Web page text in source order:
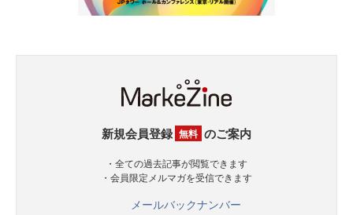
新規会員登録 無料 のご案内
・全ての過去記事が閲覧できます
・会員限定メルマガを受信できます
メールバックナンバー